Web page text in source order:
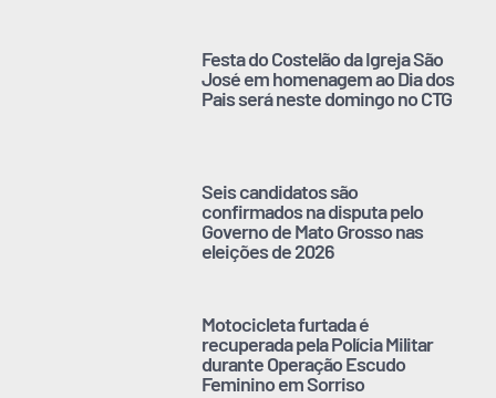
Festa do Costelão da Igreja São
José em homenagem ao Dia dos
Pais será neste domingo no CTG
Seis candidatos são
confirmados na disputa pelo
Governo de Mato Grosso nas
eleições de 2026
Motocicleta furtada é
recuperada pela Polícia Militar
durante Operação Escudo
Feminino em Sorriso